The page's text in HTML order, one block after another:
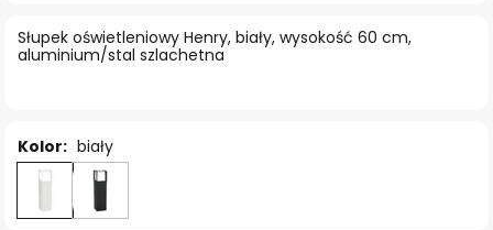
Słupek oświetleniowy Henry, biały, wysokość 60 cm,
aluminium/stal szlachetna
Kolor: biały